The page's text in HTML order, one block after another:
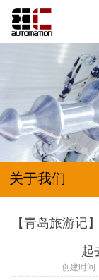
首页
关于我们
服务中心
特*卖*惠
联系我们
关于我们
新闻资讯
成功案例
技术文档
授权证书
关于我们
【青岛旅游记
起
创建时间